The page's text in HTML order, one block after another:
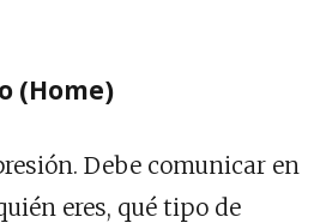
(Home)
Debe comunicar en
eres, qué tipo de